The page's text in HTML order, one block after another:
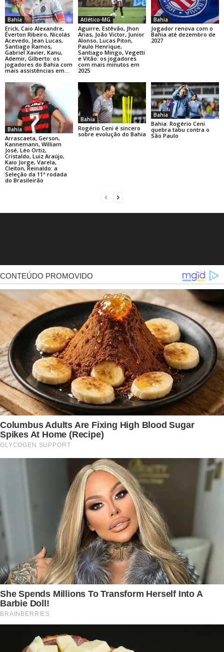
Bahia
Erick, Caio Alexandre,
Éverton Ribeiro, Nicolás
Acevedo, Jean Lucas,
Santiago Ramos,
Gabriel Xavier, Kanu,
Ademir, Gilberto: os
jogadores do Bahia com
mais assistências em...
Atlético-MG
Aguirre, Estêvão, Jhon
Arias, João Victor, Junior
Alonso, Lucas Piton,
Paulo Henrique,
Santiago Mingo, Vegetti
e Vitão: os jogadores
com mais minutos em
2025
Bahia
Jogador renova com o
Bahia até dezembro de
2027
Bahia
Arrascaeta, Gerson,
Kannemann, William
José, Léo Ortiz,
Cristaldo, Luiz Araújo,
Kaio Jorge, Varela,
Cleiton, Reinaldo: a
Seleção da 11ª rodada
do Brasileirão
Bahia
Rogério Ceni é sincero
sobre evolução do Bahia
Bahia
Bahia: Rogério Ceni
quebra tabu contra o
São Paulo